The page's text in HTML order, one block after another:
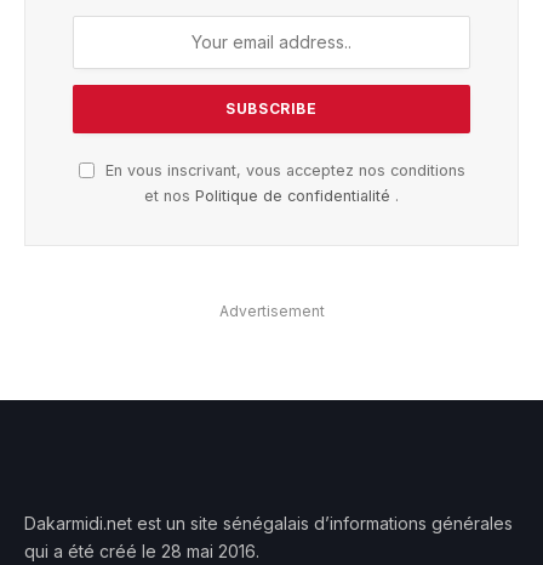
En vous inscrivant, vous acceptez nos conditions
et nos Politique de confidentialité .
Advertisement
Dakarmidi.net est un site sénégalais d’informations générales
qui a été créé le 28 mai 2016.